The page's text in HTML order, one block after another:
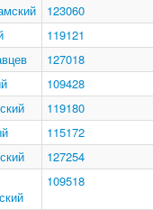
123060
119121
127018
109428
119180
115172
127254
109518